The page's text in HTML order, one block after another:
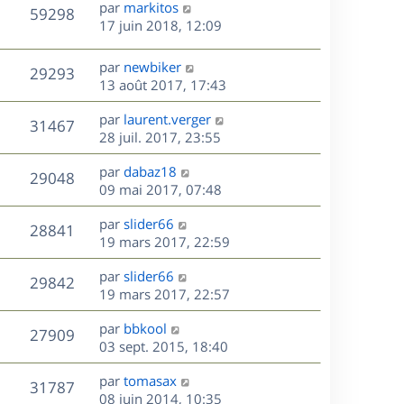
e
n
i
e
r
m
e
s
s
a
g
e
59298V
u
e
D
e
n
i
e
r
m
e
s
s
a
g
e
par markitos
17 juin 2018, 12:09
29293V
u
s
D
e
r
n
i
e
r
m
e
s
s
a
g
e
par newbiker
13 août 2017, 17:43
31467V
u
e
D
e
r
n
i
e
r
m
e
s
s
a
g
e
par laurent.verger
28 juil. 2017, 23:55
29048V
u
s
D
e
r
n
i
e
r
m
e
s
s
a
g
par dabaz18
09 mai 2017, 07:48
28841
u
e
s
D
e
r
n
i
e
r
m
e
s
par slider66
19 mars 2017, 22:59
29842V
u
s
D
e
r
n
i
e
r
par slider66
19 mars 2017, 22:57
27909V
u
D
e
r
n
i
par bbkool
03 sept. 2015, 18:40
31787V
D
e
par tomasax
08 juin 2014, 10:35